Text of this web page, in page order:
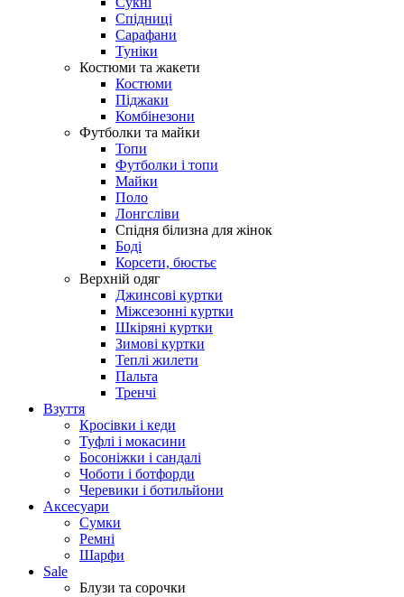
Спідниці
Сарафани
Туніки
Костюми та жакети
Костюми
Піджаки
Комбінезони
Футболки та майки
Топи
Футболки і топи
Майки
Поло
Лонгсліви
Спідня білизна для жінок
Боді
Корсети, бюстьє
Верхній одяг
Джинсові куртки
Міжсезонні куртки
Шкіряні куртки
Зимові куртки
Теплі жилети
Пальта
Тренчі
Взуття
Кросівки і кеди
Туфлі і мокасини
Босоніжки і сандалі
Чоботи і ботфорди
Черевики і ботильйони
Аксесуари
Сумки
Ремні
Шарфи
Sale
Блузи та сорочки